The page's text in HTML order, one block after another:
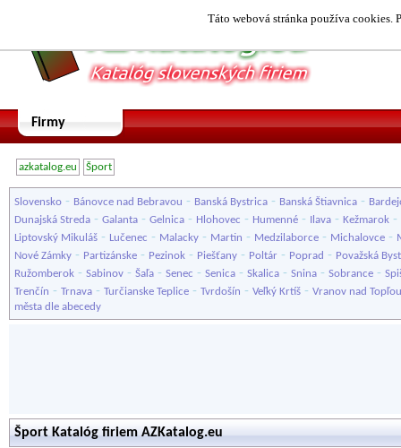
Táto webová stránka používa cookies.
Firmy
azkatalog.eu Šport
Slovensko - Bánovce nad Bebravou - Banská Bystrica - Banská Štiavnica -
Dunajská Streda - Galanta - Gelnica - Hlohovec - Humenné - Ilava - Kežmarok -
Liptovský Mikuláš - Lučenec - Malacky - Martin - Medzilaborce - Michalovce -
Nové Zámky - Partizánske - Pezinok - Piešťany - Poltár - Poprad - Považská
Ružomberok - Sabinov - Šaľa - Senec - Senica - Skalica - Snina - Sobrance -
Trenčín - Trnava - Turčianske Teplice - Tvrdošín - Veľký Krtíš - Vranov nad Topľou
města dle abecedy
Šport Katalóg firiem AZKatalog.eu